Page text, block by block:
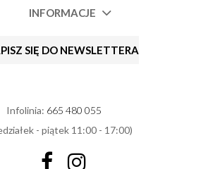
INFORMACJE
SIĘ DO NEWSLETTERA
Infolinia: 665 480 055
- piątek 11:00 - 17:00)